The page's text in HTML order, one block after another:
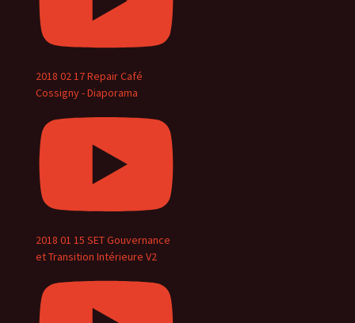
2018 02 17 Repair Café
Cossigny - Diaporama
2018 01 15 SET Gouvernance
et Transition Intérieure V2